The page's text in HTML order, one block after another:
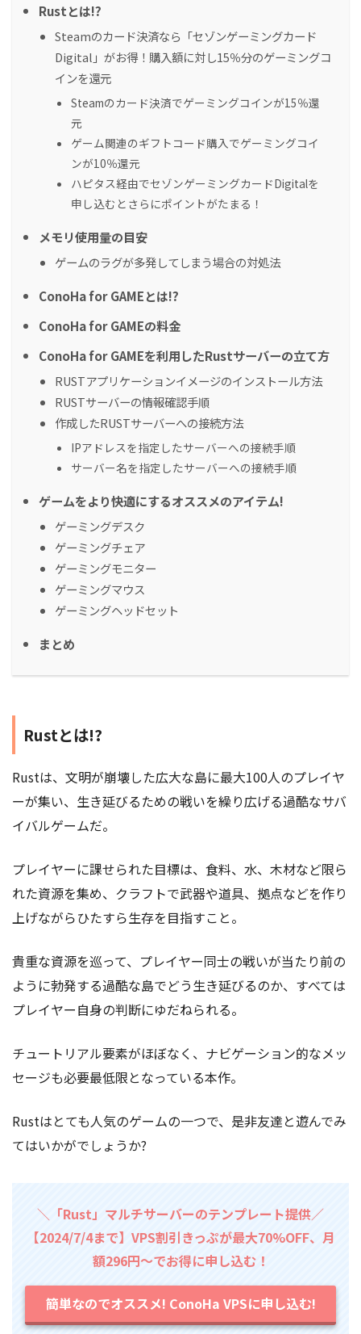
Rustとは!?
Steamのカード決済なら「セゾンゲーミングカード
Digital」がお得！購入額に対し15％分のゲーミングコ
インを還元
Steamのカード決済でゲーミングコインが15％還
元
ゲーム関連のギフトコード購入でゲーミングコイ
ンが10％還元
ハピタス経由でセゾンゲーミングカードDigitalを
申し込むとさらにポイントがたまる！
メモリ使用量の目安
ゲームのラグが多発してしまう場合の対処法
ConoHa for GAMEとは!?
ConoHa for GAMEの料金
ConoHa for GAMEを利用したRustサーバーの立て方
RUSTアプリケーションイメージのインストール方法
RUSTサーバーの情報確認手順
作成したRUSTサーバーへの接続方法
IPアドレスを指定したサーバーへの接続手順
サーバー名を指定したサーバーへの接続手順
ゲームをより快適にするオススメのアイテム!
ゲーミングデスク
ゲーミングチェア
ゲーミングモニター
ゲーミングマウス
ゲーミングヘッドセット
まとめ
Rustとは!?
Rustは、文明が崩壊した広大な島に最大100人のプレイヤ
ーが集い、生き延びるための戦いを繰り広げる過酷なサバ
イバルゲームだ。
プレイヤーに課せられた目標は、食料、水、木材など限ら
れた資源を集め、クラフトで武器や道具、拠点などを作り
上げながらひたすら生存を目指すこと。
貴重な資源を巡って、プレイヤー同士の戦いが当たり前の
ように勃発する過酷な島でどう生き延びるのか、すべては
プレイヤー自身の判断にゆだねられる。
チュートリアル要素がほぼなく、ナビゲーション的なメッ
セージも必要最低限となっている本作。
Rustはとても人気のゲームの一つで、是非友達と遊んでみ
てはいかがでしょうか?
＼「Rust」マルチサーバーのテンプレート提供／
【2024/7/4まで】VPS割引きっぷが最大70%OFF、月
額296円～でお得に申し込む！
簡単なのでオススメ! ConoHa VPSに申し込む!